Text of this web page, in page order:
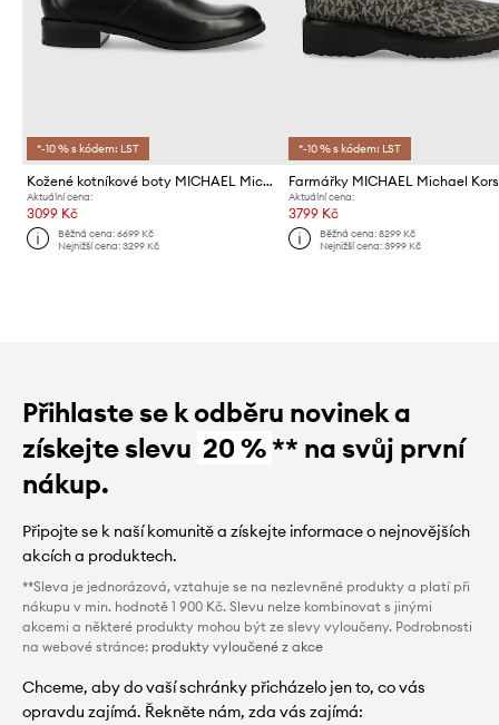
*-10 % s kódem: LST
Kožené kotníkové boty MICHAEL Michael Kors Padma
Aktuální cena:
3099 Kč
Běžná cena:6699 Kč
Nejnižší cena:3299 Kč
*-10 % s kódem: LST
Aktuální cena:
3799 Kč
Běžná cena: 8299 Kč
Nejnižší cena: 3999 Kč
Přihlaste se k odběru novinek a
získejte slevu 20 %** na svůj první
nákup.
Připojte se k naší komunitě a získejte informace o nejnovějších
akcích a produktech.
**Sleva je jednorázová, vztahuje se na nezlevněné produkty a platí při
nákupu v min. hodnotě 1 900 Kč. Slevu nelze kombinovat s jinými
akcemi a některé produkty mohou být ze slevy vyloučeny. Podrobnosti
na webové stránce: produkty vyloučené z akce
Chceme, aby do vaší schránky přicházelo jen to, co vás
opravdu zajímá. Řekněte nám, zda vás zajímá: